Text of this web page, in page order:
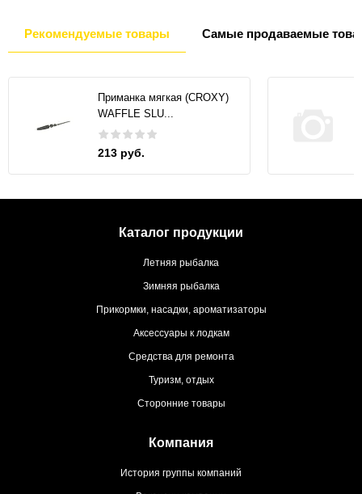
Рекомендуемые товары Самые продаваемые
Приманка мягкая (CROXY)
WAFFLE SLU...
213 руб.
Каталог продукции
Летняя рыбалка
Зимняя рыбалка
Прикормки, насадки, ароматизаторы
Аксессуары к лодкам
Средства для ремонта
Туризм, отдых
Сторонние товары
Компания
История группы компаний